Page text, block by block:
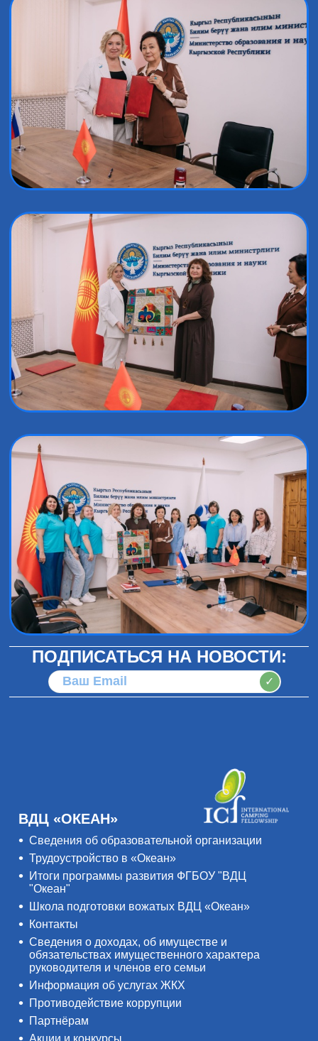
ПОДПИСАТЬСЯ НА НОВОСТИ:
✓
ВДЦ «ОКЕАН»
Сведения об образовательной организации
Трудоустройство в «Океан»
Итоги программы развития ФГБОУ "ВДЦ
"Океан"
Школа подготовки вожатых ВДЦ «Океан»
Контакты
Сведения о доходах, об имуществе и
обязательствах имущественного характера
руководителя и членов его семьи
Информация об услугах ЖКХ
Противодействие коррупции
Партнёрам
Акции и конкурсы